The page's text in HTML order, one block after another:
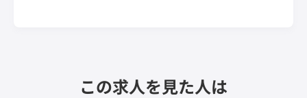
この求人を見た人は